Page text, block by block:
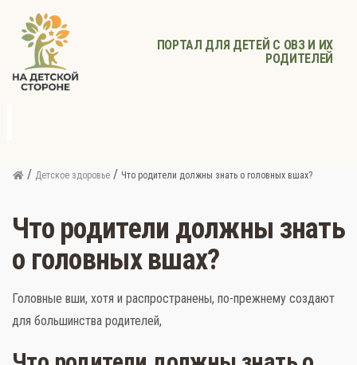
ПОРТАЛ ДЛЯ ДЕТЕЙ С ОВЗ И ИХ
РОДИТЕЛЕЙ
/ Детское здоровье / Что родители должны знать о головных вшах?
Что родители должны знать
о головных вшах?
Головные вши, хотя и распространены, по-прежнему создают
для большинства родителей,